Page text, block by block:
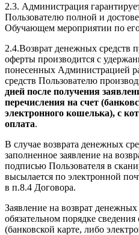
2.3. Администрация
Пользователю полной и
Обучающем мероприятии по
2.4.Возврат денежных средств
оферты производится с
понесенных Администрацией
средств Пользователю
дней после получения
перечисления на счет
электронного кошелька), с
оплата.
В случае возврата денежных
заполненное заявление на
подписью Пользователя в
высылается по электронной
в п.8.4 Договора.
Заявление на возврат
обязательном порядке сведения
(банковской карте, либо